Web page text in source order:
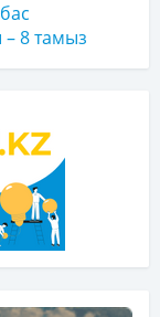
8 тамыз